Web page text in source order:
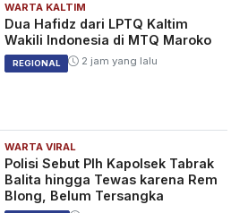
Viral Seleb Tiktok Kalimantan
Beradu Live Streaming di
Jembatan Basit
KALSEL 1 tahun yang lalu
Pendaftar Asal Kalimantan Jadi
Prioritas di CPNS Kemenag
BERITA 1 tahun yang lalu
WARTA KALTIM
Dua Hafidz dari LPTQ Kaltim
Wakili Indonesia di MTQ Maroko
REGIONAL 2 jam yang lalu
WARTA VIRAL
Polisi Sebut Plh Kapolsek Tabrak
Balita hingga Tewas karena Rem
Blong, Belum Tersangka